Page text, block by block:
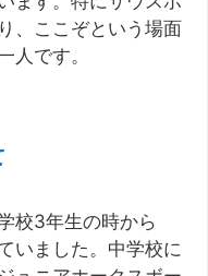
、ここぞという場面
人です。
校3年生の時から
いました。中学校に